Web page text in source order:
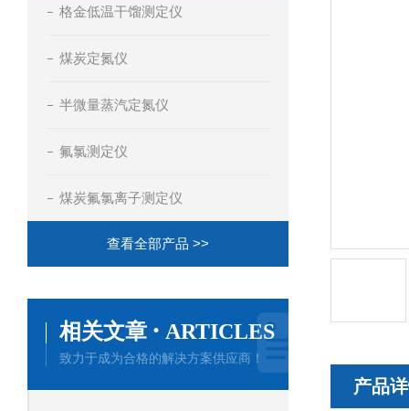
产品
格金低温干馏测定仪
煤炭定氮仪
半微量蒸汽定氮仪
氟氯测定仪
煤炭氟氯离子测定仪
查看全部产品 >>
相关文章 · ARTICLES
致力于成为合格的解决方案供应商！